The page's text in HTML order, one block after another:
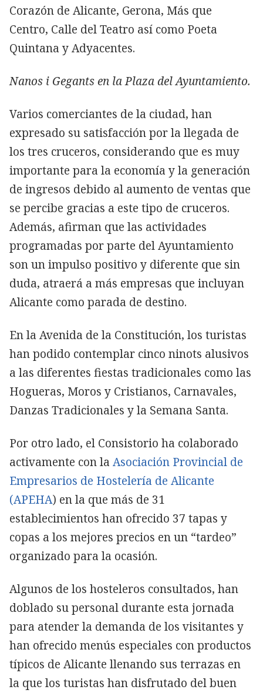
Corazón de Alicante, Gerona, Más que
Centro, Calle del Teatro así como Poeta
Quintana y Adyacentes.
Nanos i Gegants en la Plaza del Ayuntamiento.
Varios comerciantes de la ciudad, han
expresado su satisfacción por la llegada de
los tres cruceros, considerando que es muy
importante para la economía y la generación
de ingresos debido al aumento de ventas que
se percibe gracias a este tipo de cruceros.
Además, afirman que las actividades
programadas por parte del Ayuntamiento
son un impulso positivo y diferente que sin
duda, atraerá a más empresas que incluyan
Alicante como parada de destino.
En la Avenida de la Constitución, los turistas
han podido contemplar cinco ninots alusivos
a las diferentes fiestas tradicionales como las
Hogueras, Moros y Cristianos, Carnavales,
Danzas Tradicionales y la Semana Santa.
Por otro lado, el Consistorio ha colaborado
activamente con la Asociación Provincial de
Empresarios de Hostelería de Alicante
(APEHA) en la que más de 31
establecimientos han ofrecido 37 tapas y
copas a los mejores precios en un “tardeo”
organizado para la ocasión.
Algunos de los hosteleros consultados, han
doblado su personal durante esta jornada
para atender la demanda de los visitantes y
han ofrecido menús especiales con productos
típicos de Alicante llenando sus terrazas en
la que los turistas han disfrutado del buen